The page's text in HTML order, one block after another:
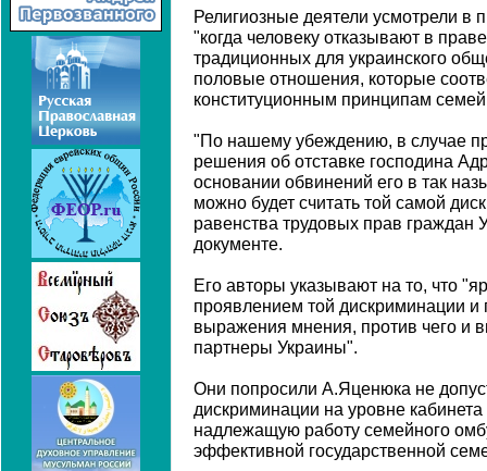
Религиозные деятели усмотрели
"когда человеку отказывают в
традиционных для украинского
половые отношения, которые
конституционным принципам
"По нашему убеждению, в случае
решения об отставке господина
основании обвинений его в так
можно будет считать той самой
равенства трудовых прав граждан
документе.
Его авторы указывают на то, что
проявлением той дискриминации и
выражения мнения, против чего и
партнеры Украины".
Они попросили А.Яценюка не
дискриминации на уровне
надлежащую работу семейного
эффективной государственной